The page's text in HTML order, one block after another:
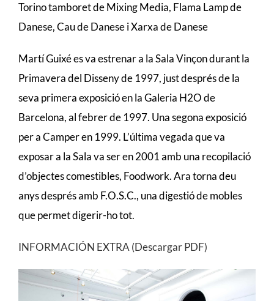
Torino tamboret de Mixing Media, Flama Lamp de
Danese, Cau de Danese i Xarxa de Danese
Martí Guixé es va estrenar a la Sala Vinçon durant la
Primavera del Disseny de 1997, just després de la
seva primera exposició en la Galeria H2O de
Barcelona, al febrer de 1997. Una segona exposició
per a Camper en 1999. L’última vegada que va
exposar a la Sala va ser en 2001 amb una recopilació
d’objectes comestibles, Foodwork. Ara torna deu
anys després amb F.O.S.C., una digestió de mobles
que permet digerir-ho tot.
INFORMACIÓN EXTRA (Descargar PDF)